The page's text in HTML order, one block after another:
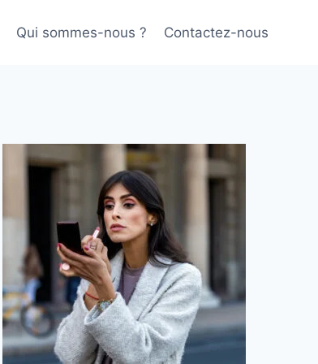
Qui sommes-nous ? Contactez-nous